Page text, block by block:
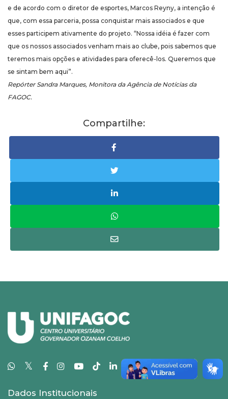
e de acordo com o diretor de esportes, Marcos Reyny, a intenção é
que, com essa parceria, possa conquistar mais associados e que
esses participem ativamente do projeto. “Nossa idéia é fazer com
que os nossos associados venham mais ao clube, pois sabemos que
teremos mais opções e atividades para oferecê-los. Queremos que
se sintam bem aqui”.
Repórter Sandra Marques, Monitora da Agência de Notícias da
FAGOC.
Compartilhe:
𝕏
Dados Institucionais